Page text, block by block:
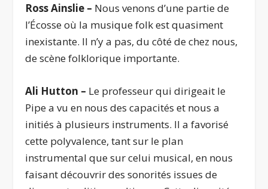
Ross Ainslie – Nous venons d’une partie de
l’Écosse où la musique folk est quasiment
inexistante. Il n’y a pas, du côté de chez nous,
de scène folklorique importante.
Ali Hutton – Le professeur qui dirigeait le
Pipe a vu en nous des capacités et nous a
initiés à plusieurs instruments. Il a favorisé
cette polyvalence, tant sur le plan
instrumental que sur celui musical, en nous
faisant découvrir des sonorités issues de